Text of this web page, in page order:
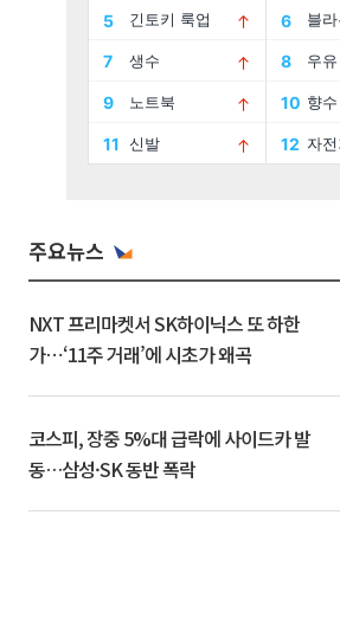
주요뉴스
NXT 프리마켓서 SK하이닉스 또 하한
가⋯‘11주 거래’에 시초가 왜곡
코스피, 장중 5%대 급락에 사이드카 발
동…삼성·SK 동반 폭락